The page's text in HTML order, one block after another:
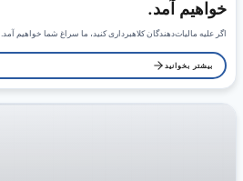
خواهیم آمد.
اگر علیه مالیات‌دهندگان کلاهبرداری کنید، ما سراغ شما خواهیم آمد.
بیشتر بخوانید